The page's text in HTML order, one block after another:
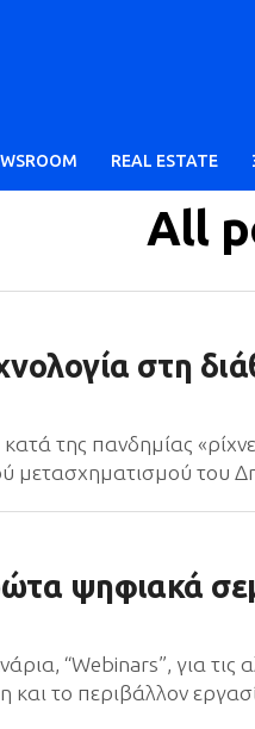
REAL ESTATE
All
στη
της πανδημίας
μετασχηματισμού του
ψηφιακά
“Webinars”, για τις
το περιβάλλον